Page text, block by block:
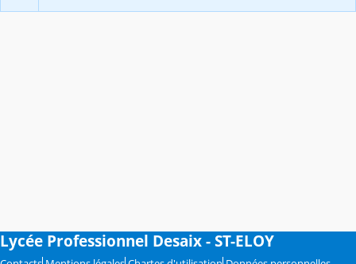
Lycée Professionnel Desaix - ST-ELOY